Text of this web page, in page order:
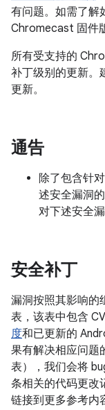
有问题。如需了解
Chromecast 固件
所有受支持的
补丁级别的更新。
更新。
通告
除了包含针
述安全漏洞
对下述安全漏
安全补丁
漏洞按照其影响的
表，该表中包含
度和已更新的
果有解决相应问题
表），我们会将
条相关的代码更改
链接到更多参考内